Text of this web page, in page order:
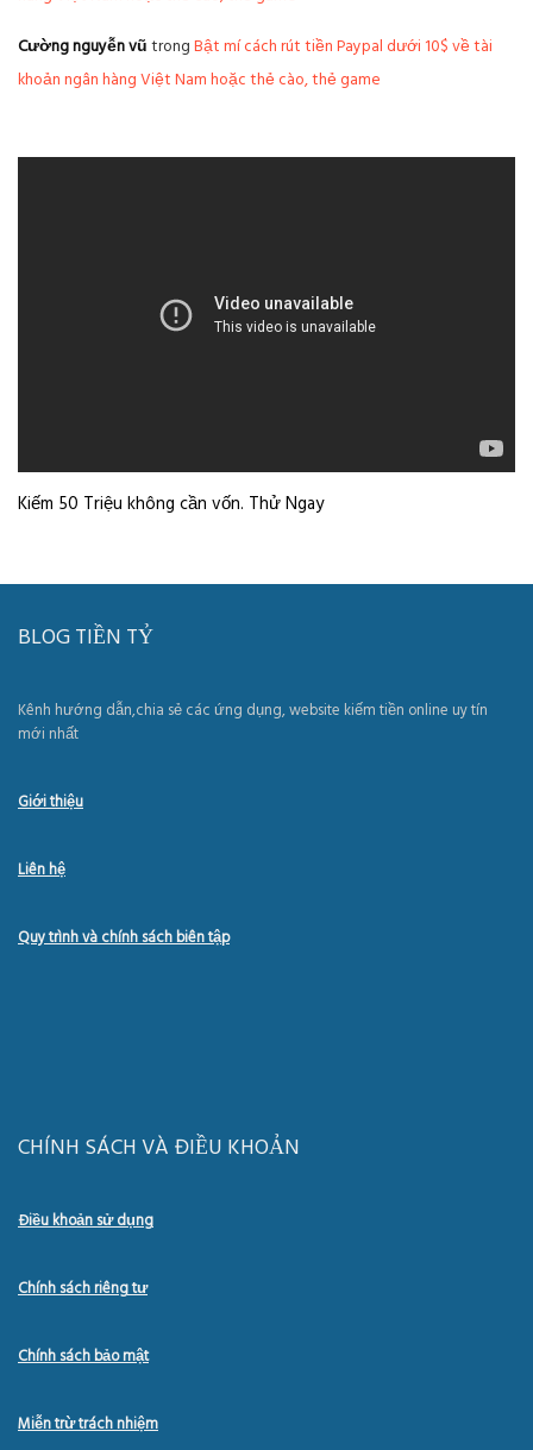
Cường nguyễn vũtrongBật mí cách rút tiền Paypal dưới 10$ về tài
khoản ngân hàng Việt Nam hoặc thẻ cào, thẻ game
Kiếm 50 Triệu không cần vốn. Thử Ngay
BLOG TIỀN TỶ
Kênh hướng dẫn,chia sẻ các ứng dụng, website kiếm tiền online uy tín
mới nhất
Giới thiệu
Liên hệ
Quy trình và chính sách biên tập
CHÍNH SÁCH VÀ ĐIỀU KHOẢN
Điều khoản sử dụng
Chính sách riêng tư
Chính sách bảo mật
Miễn trừ trách nhiệm